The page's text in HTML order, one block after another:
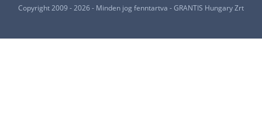
Copyright 2009 - 2026 - Minden jog fenntartva - GRANTIS Hungary Zrt